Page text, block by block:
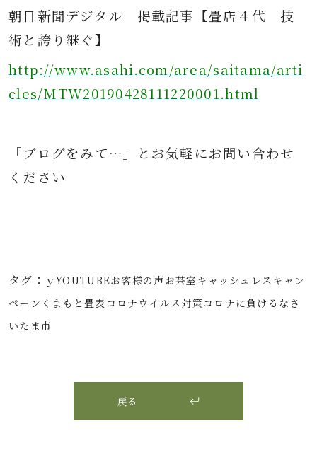
朝日新聞デジタル 掲載記事 【畳店４代 技
術と誇り継ぐ】
http://www.asahi.com/area/saitama/arti
cles/MTW20190428111220001.html
「ブログをみて…」とお気軽にお問い合わせ
ください
タグ： ｙYOUTUBEお客様の声お茶室キャッシュレスキャン
ペーン くまもと畳表 コロナウイルス対策 コロナに負けるな さ
いたま市
戻る